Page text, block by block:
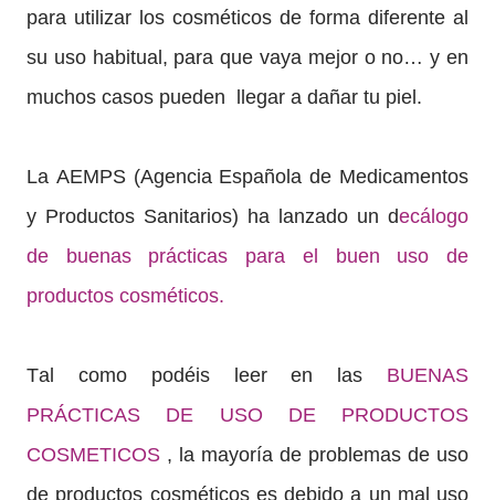
para utilizar los cosméticos de forma diferente al
su uso habitual, para que vaya mejor o no… y en
muchos casos pueden llegar a dañar tu piel.
La AEMPS (Agencia Española de Medicamentos
y Productos Sanitarios) ha lanzado un decálogo
de buenas prácticas para el buen uso de
productos cosméticos.
Tal como podéis leer en las BUENAS
PRÁCTICAS DE USO DE PRODUCTOS
COSMETICOS , la mayoría de problemas de uso
de productos cosméticos es debido a un mal uso